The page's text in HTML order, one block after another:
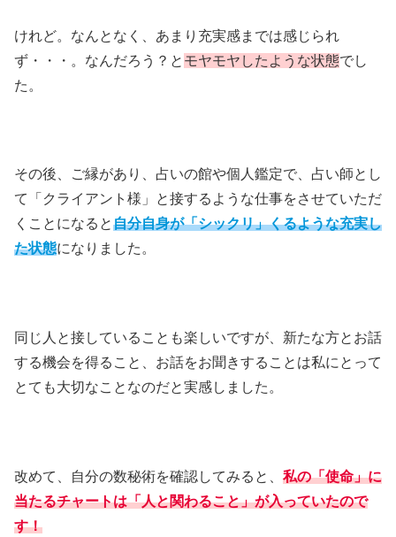
けれど。なんとなく、あまり充実感までは感じられ
ず・・・。なんだろう？と モヤモヤしたような状態でし
た。
その後、ご縁があり、占いの館や個人鑑定で、占い師とし
て「クライアント様」と接するような仕事をさせていただ
くことになると自分自身が「シックリ」くるような充実し
た状態になりました。
同じ人と接していることも楽しいですが、新たな方とお話
する機会を得ること、お話をお聞きすることは私にとって
とても大切なことなのだと実感しました。
改めて、自分の数秘術を確認してみると、 私の「使命」に
当たるチャートは「人と関わること」が入っていたので
す！